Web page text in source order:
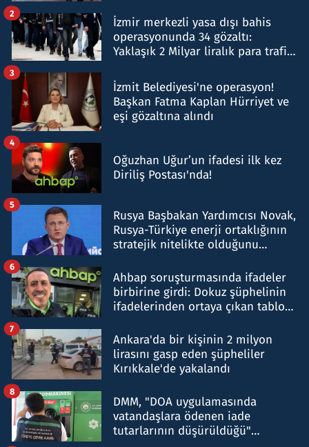
İzmir merkezli yasa dışı bahis
operasyonunda 34 gözaltı:
Yaklaşık 2 Milyar liralık para trafiği
2
İzmit Belediyesi'ne operasyon!
Başkan Fatma Kaplan Hürriyet ve
eşi gözaltına alındı
3
Oğuzhan Uğur’un ifadesi ilk kez
Diriliş Postası'nda!
4
Rusya Başbakan Yardımcısı Novak,
Rusya-Türkiye enerji ortaklığının
stratejik nitelikte olduğunu
5
Ahbap soruşturmasında ifadeler
birbirine girdi: Dokuz şüphelinin
ifadelerinden ortaya çıkan tablo
6
Ankara'da bir kişinin 2 milyon
lirasını gasp eden şüpheliler
Kırıkkale'de yakalandı
7
DMM, "DOA uygulamasında
vatandaşlara ödenen iade
tutarlarının düşürüldüğü"
8